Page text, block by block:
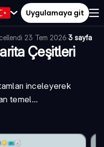
Uygulamaya git
23 Tem 2026·3 sayfa
Çeşitleri
inceleyerek
temel...